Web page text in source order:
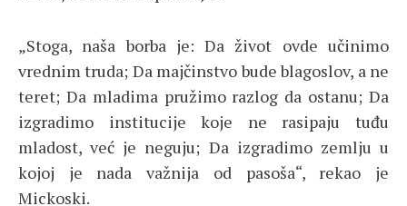
„Stoga, naša borba je: Da život ovde učinimo
vrednim truda; Da majčinstvo bude blagoslov, a ne
teret; Da mladima pružimo razlog da ostanu; Da
izgradimo institucije koje ne rasipaju tuđu
mladost, već je neguju; Da izgradimo zemlju u
kojoj je nada važnija od pasoša“, rekao je
Mickoski.